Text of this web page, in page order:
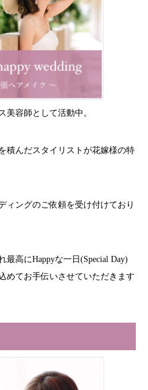
美容師として活動中。
積んだスタイリストが花嫁様の特
ィングのご依頼を受け付けており
高にHappyな一日(Special Day)
めてお手伝いさせていただきます